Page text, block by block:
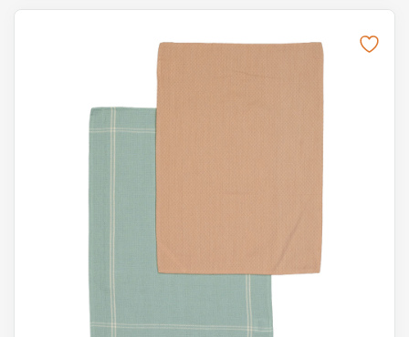
Dieses Produkt weist mehrere Varianten auf. Die Optionen